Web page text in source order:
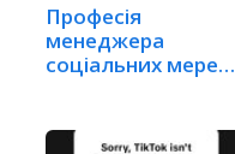
Професія
менеджера
соціальних мереж